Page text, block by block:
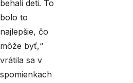
behali deti. To
bolo to
najlepšie, čo
môže byť,“
vrátila sa v
spomienkach